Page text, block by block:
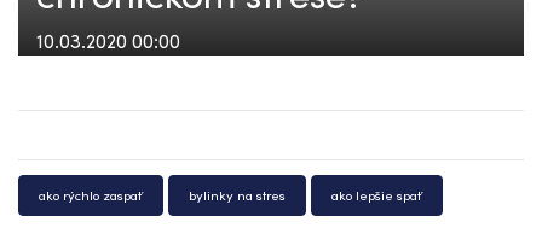
10.03.2020 00:00
ako rýchlo zaspať bylinky na stres ako lepšie spať